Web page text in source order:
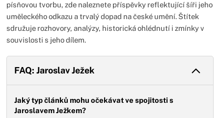
písňovou tvorbu, zde naleznete příspěvky reflektující šíři jeho
uměleckého odkazu a trvalý dopad na české umění. Štítek
sdružuje rozhovory, analýzy, historická ohlédnutí i zmínky v
souvislosti s jeho dílem.
FAQ: Jaroslav Ježek
Jaký typ článků mohu očekávat ve spojitosti s
Jaroslavem Ježkem?